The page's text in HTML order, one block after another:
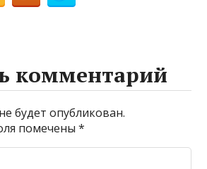
комментарий
будет опубликован.
помечены*